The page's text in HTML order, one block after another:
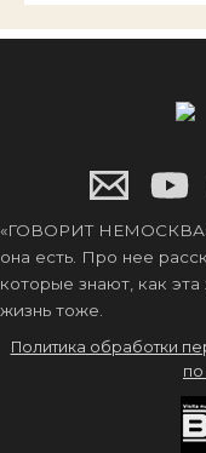
«ГОВОРИТ НЕМОСКВА»
она есть. Про нее
которые знают, как
жизнь тоже.
Политика обработки